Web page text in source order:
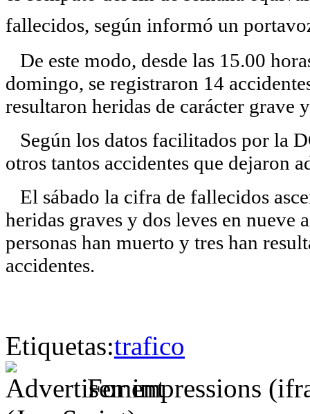
fallecidos, según informó un
De este modo, desde las 15.00
domingo, se registraron 14
resultaron heridas de carácter grave
Según los datos facilitados por la
otros tantos accidentes que dejaron
El sábado la cifra de fallecidos
heridas graves y dos leves en nueve
personas han muerto y tres han
accidentes.
Etiquetas:trafico
For impressions